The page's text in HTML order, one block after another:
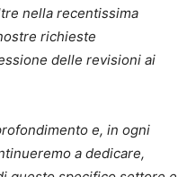
nella recentissima
richieste
delle revisioni ai
e, in ogni
a dedicare,